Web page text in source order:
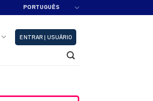
PORTUGUÊS
ENTRAR | USUÁRIO
Fechar